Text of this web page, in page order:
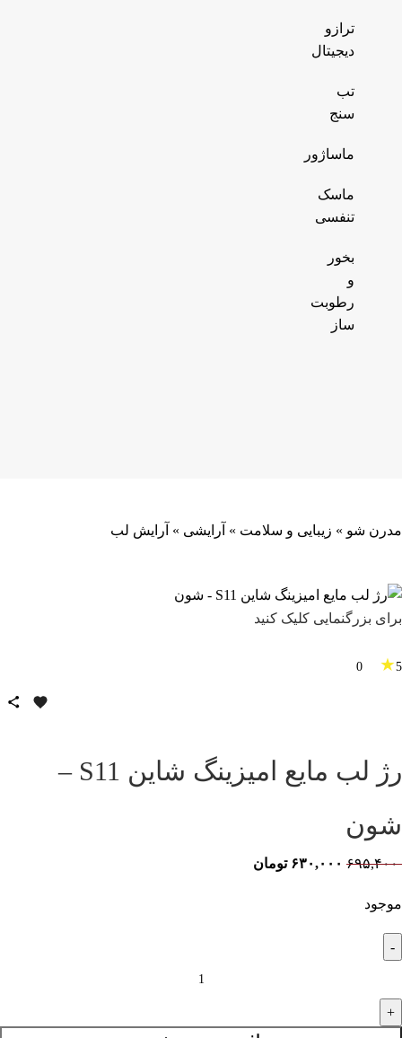
ترازو
دیجیتال
تب
سنج
ماساژور
ماسک
تنفسی
بخور
و
رطوبت
ساز
مدرن شو » زیبایی و سلامت » آرایشی » آرایش لب
برای بزرگنمایی کلیک کنید
5
★
رژ لب مایع امیزینگ شاین S11 –
شون
۶۹۵,۴۰۰ ۶۳۰,۰۰۰ تومان
موجود